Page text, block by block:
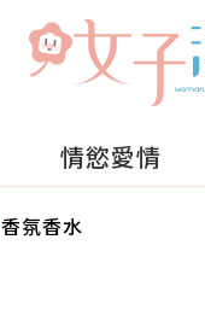
情慾愛情
香氛香水